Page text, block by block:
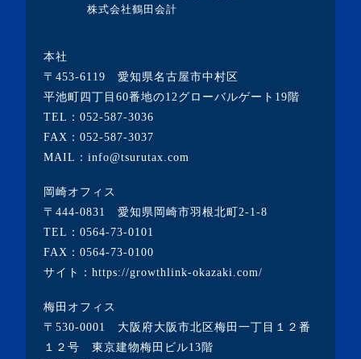
・2023年4月(4記事)
・2023年2月(2記事)
・2023年1月(1記事)
・2022年12月(2記事)
・2022年9月(1記事)
・2022年8月(1記事)
・2022年7月(2記事)
・2022年5月(1記事)
・2022年4月(2記事)
株式会社鶴田会計
本社
〒453-6119 愛知県名古屋市中村区
平池町四丁目60番地の12グローバルゲート19階
TEL： 052-587-3036
FAX：052-587-3037
MAIL：info@tsurutax.com
岡崎オフィス
〒444-0831 愛知県岡崎市羽根北町2-1-8
TEL： 0564-73-0101
FAX：0564-73-0100
サイト： https://growthlink-okazaki.com/
梅田オフィス
〒530-0001 大阪府大阪市北区梅田一丁目１２番
１２号 東京建物梅田ビル13階